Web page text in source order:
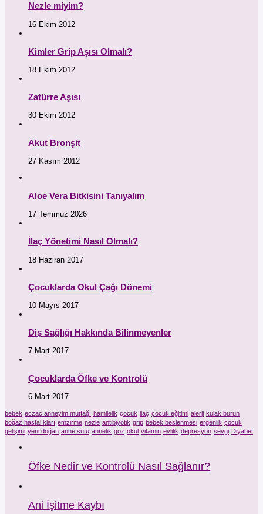
Nezle miyim?
16 Ekim 2012
Kimler Grip Aşısı Olmalı?
18 Ekim 2012
Zatürre Aşısı
30 Ekim 2012
Akut Bronşit
27 Kasım 2012
Aloe Vera Bitkisini Tanıyalım
17 Temmuz 2026
İlaç Yönetimi Nasıl Olmalı?
18 Haziran 2017
Çocuklarda Okul Çağı Dönemi
10 Mayıs 2017
Diş Sağlığı Hakkında Bilinmeyenler
7 Mart 2017
Çocuklarda Öfke ve Kontrolü
6 Mart 2017
bebek eczacıanneyim mutfağı hamilelik çocuk ilaç çocuk eğitimi alerji kulak burun
boğaz hastalıkları emzirme nezle antibiyotik grip bebek beslenmesi ergenlik çocuk
gelişimi yeni doğan anne sütü annelik göz okul vitamin evlilik depresyon sevgi Diyabet
Öfke Nedir ve Kontrolü Nasıl Sağlanır?
Ani İşitme Kaybı